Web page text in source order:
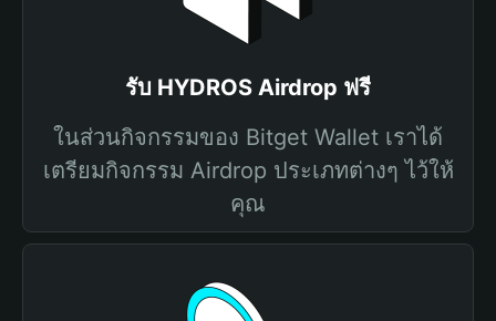
รับ HYDROS Airdrop ฟรี
ในส่วนกิจกรรมของ Bitget Wallet เราได้
เตรียมกิจกรรม Airdrop ประเภทต่างๆ ไว้ให้
คุณ